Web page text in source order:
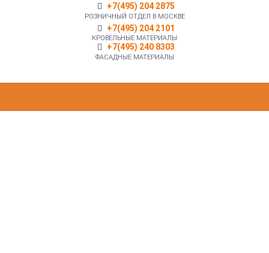
+7(495) 204 2875
РОЗНИЧНЫЙ ОТДЕЛ В МОСКВЕ
+7(495) 204 2101
КРОВЕЛЬНЫЕ МАТЕРИАЛЫ
+7(495) 240 8303
ФАСАДНЫЕ МАТЕРИАЛЫ